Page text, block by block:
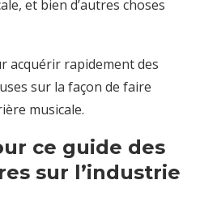
et bien d’autres choses
acquérir rapidement des
sur la façon de faire
musicale.
ce guide des
sur l’industrie